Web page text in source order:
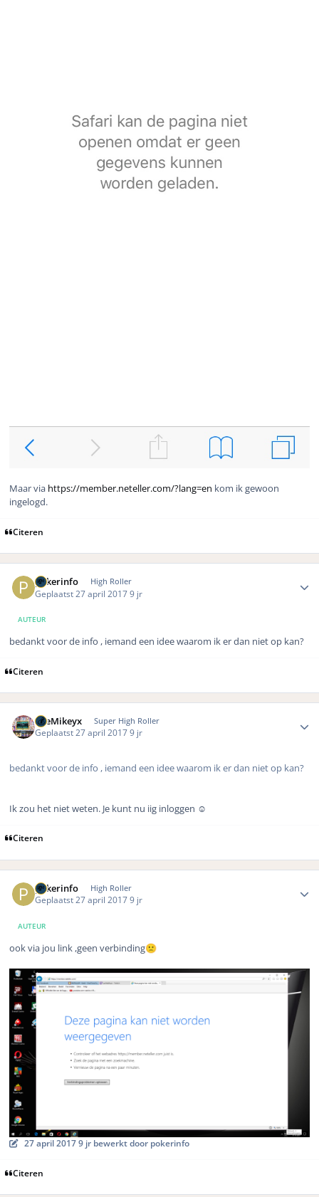
Maar via https://member.neteller.com/?lang=en kom ik gewoon
ingelogd.
Citeren
pokerinfo High Roller
Geplaatst 27 april 20179 jr
AUTEUR
bedankt voor de info , iemand een idee waarom ik er dan niet op kan?
Citeren
TheMikeyx Super High Roller
Geplaatst27 april 20179 jr
bedankt voor de info , iemand een idee waarom ik er dan niet op kan?
Ik zou het niet weten. Je kunt nu iig inloggen ☺️
Citeren
pokerinfo High Roller
Geplaatst27 april 20179 jr
AUTEUR
ook via jou link ,geen verbinding🙁
27 april 20179 jr bewerkt door pokerinfo
Citeren